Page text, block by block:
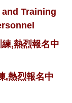
Training
,熱烈報名中
,熱烈報名中